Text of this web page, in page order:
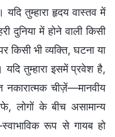
तुम्हारा हृदय वास्तव में
दुनिया में होने वाली किसी
किसी भी व्यक्ति, घटना या
यदि तुम्हारा इसमें प्रवेश है,
चीज़ें—मानवीय
लोगों के बीच असामान्य
रूप से गायब हो